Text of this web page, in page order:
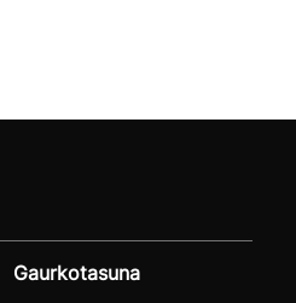
Gaurkotasuna